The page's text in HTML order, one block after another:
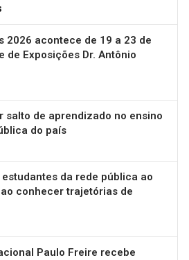
2026 acontece de 19 a 23 de
de Exposições Dr. Antônio
salto de aprendizado no ensino
do país
estudantes da rede pública ao
conhecer trajetórias de
Paulo Freire recebe